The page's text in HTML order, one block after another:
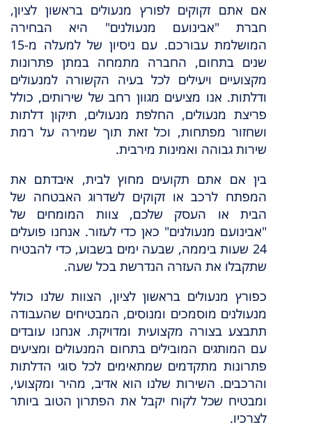
אם אתם זקוקים לפורץ מנעולים בראשון לציון,
חברת "אבינועם מנעולנים" היא הבחירה
המושלמת עבורכם. עם ניסיון של למעלה מ-15
שנים בתחום, החברה מתמחה במתן פתרונות
מקצועיים ויעילים לכל בעיה הקשורה למנעולים
ודלתות. אנו מציעים מגוון רחב של שירותים, כולל
פריצת מנעולים, החלפת מנעולים, תיקון דלתות
ושחזור מפתחות, וכל זאת תוך שמירה על רמת
שירות גבוהה ואמינות מירבית.
בין אם אתם תקועים מחוץ לבית, איבדתם את
המפתח לרכב או זקוקים לשדרוג האבטחה של
הבית או העסק שלכם, צוות המומחים של
"אבינועם מנעולנים" כאן כדי לעזור. אנחנו פועלים
24 שעות ביממה, שבעה ימים בשבוע, כדי להבטיח
שתקבלו את העזרה הנדרשת בכל שעה.
כפורץ מנעולים בראשון לציון, הצוות שלנו כולל
מנעולנים מוסמכים ומנוסים, המבטיחים שהעבודה
תתבצע בצורה מקצועית ומדויקת. אנחנו עובדים
עם המותגים המובילים בתחום המנעולים ומציעים
פתרונות מתקדמים שמתאימים לכל סוגי הדלתות
והרכבים. השירות שלנו הוא אדיב, מהיר ומקצועי,
ומבטיח שכל לקוח יקבל את הפתרון הטוב ביותר
לצרכיו.